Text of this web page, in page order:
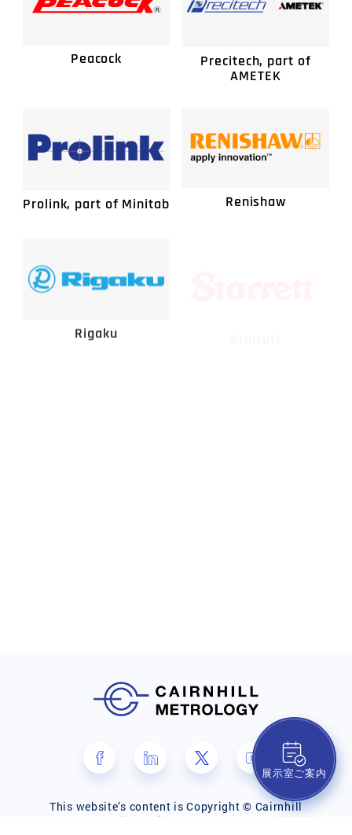
Peacock
Precitech, part of
AMETEK
Prolink, part of Minitab Renishaw
Rigaku
展示室ご案内
This website’s content is Copyright © Cairnhill
Website Designed By